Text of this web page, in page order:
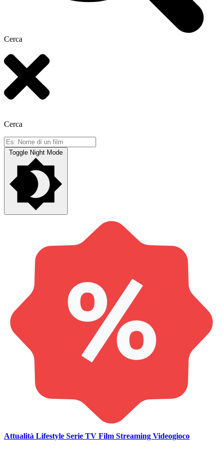
Cerca
Cerca
Toggle Night Mode
Attualità Lifestyle Serie TV Film Streaming Videogioco